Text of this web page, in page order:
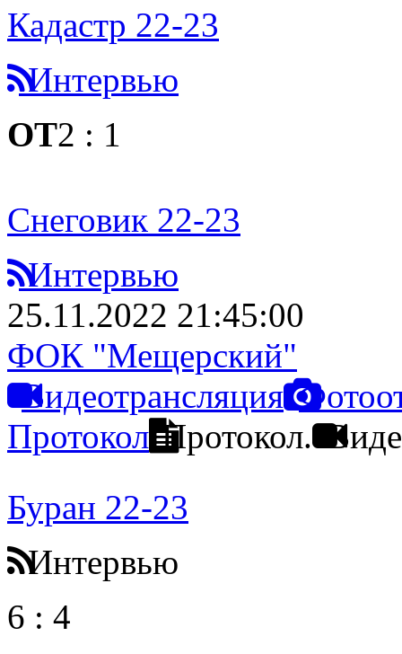
Кадастр 22-23
Интервью
ОТ2 : 1
Снеговик 22-23
Интервью
25.11.2022 21:45:00
ФОК "Мещерский"
Видеотрансляция
Протокол Протокол.
Буран 22-23
Интервью
6 : 4